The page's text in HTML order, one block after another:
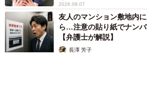
2026.08.07
友人のマンション敷地内
ら…注意の貼り紙でナン
【弁護士が解説】
長澤 芳子